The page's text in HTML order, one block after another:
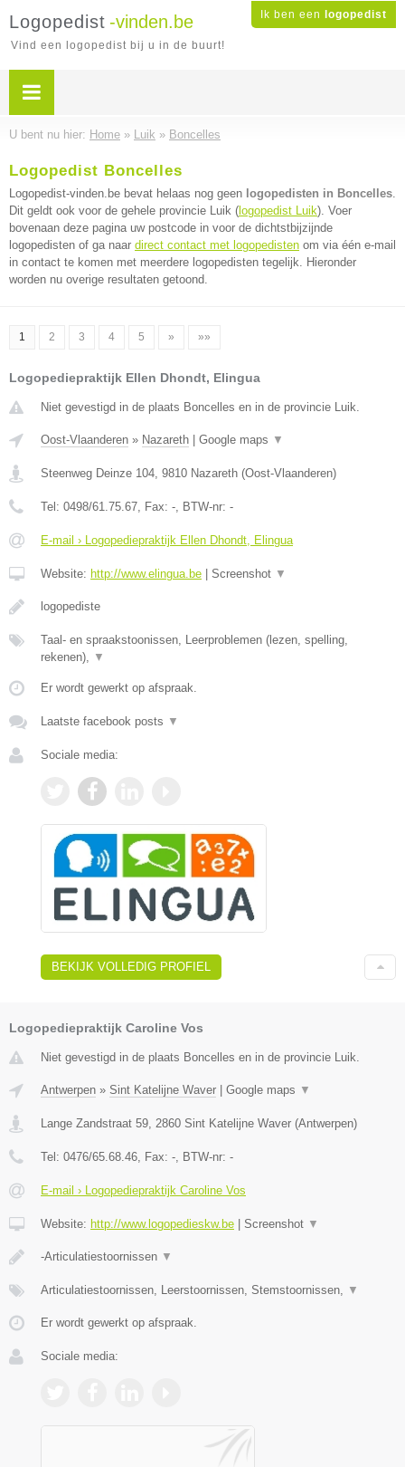
Ik ben een logopedist
Logopedist -vinden.be
Vind een logopedist bij u in de buurt!
U bent nu hier: Home » Luik » Boncelles
Logopedist Boncelles
Logopedist-vinden.be bevat helaas nog geen logopedisten in Boncelles.
Dit geldt ook voor de gehele provincie Luik ( logopedist Luik). Voer
bovenaan deze pagina uw postcode in voor de dichtstbijzijnde
logopedisten of ga naar direct contact met logopedisten om via één e-mail
in contact te komen met meerdere logopedisten tegelijk. Hieronder
worden nu overige resultaten getoond.
1 2 3 4 5 » »»
Logopediepraktijk Ellen Dhondt, Elingua
Niet gevestigd in de plaats Boncelles en in de provincie Luik.
Oost-Vlaanderen » Nazareth Google maps ▼
Steenweg Deinze 104, 9810 Nazareth (Oost-Vlaanderen)
Tel: 0498/61.75.67, Fax: -, BTW-nr: -
E-mail › Logopediepraktijk Ellen Dhondt, Elingua
Website: http://www.elingua.be Screenshot ▼
logopediste
Taal- en spraakstoonissen, Leerproblemen (lezen, spelling,
rekenen), ▼
Er wordt gewerkt op afspraak.
Laatste facebook posts ▼
Sociale media:
BEKIJK VOLLEDIG PROFIEL
Logopediepraktijk Caroline Vos
Niet gevestigd in de plaats Boncelles en in de provincie Luik.
Antwerpen » Sint Katelijne Waver Google maps ▼
Lange Zandstraat 59, 2860 Sint Katelijne Waver (Antwerpen)
Tel: 0476/65.68.46, Fax: -, BTW-nr: -
E-mail › Logopediepraktijk Caroline Vos
Website: http://www.logopedieskw.be Screenshot ▼
-Articulatiestoornissen ▼
Articulatiestoornissen, Leerstoornissen, Stemstoornissen, ▼
Er wordt gewerkt op afspraak.
Sociale media: